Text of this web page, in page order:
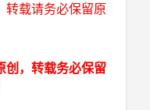
转载请务必保留原
，转载务必保留